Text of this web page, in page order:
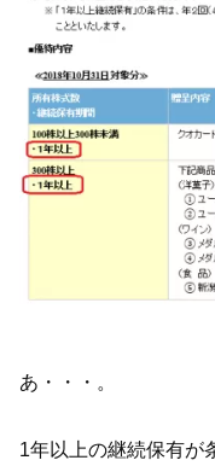
あ・・・。
1年以上の継続保有が